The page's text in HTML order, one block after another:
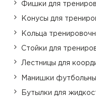
Фишки для
Конусы для
Кольца
Стойки для
Лестницы для
Манишки
Бутылки для